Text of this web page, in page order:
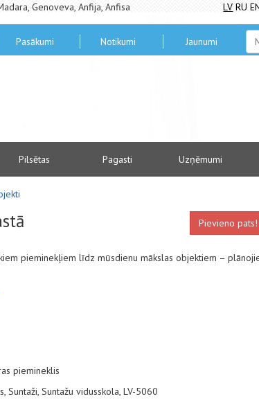
Genoveva, Anfija, Anfisa LV RU
Pasākumi Notikumi Jaunumi
Pilsētas Pagasti Uzņēmumi
Pievieno pats!
pieminekļiem līdz mūsdienu mākslas objektiem –
piemineklis
Suntaži, Suntažu vidusskola, LV-5060